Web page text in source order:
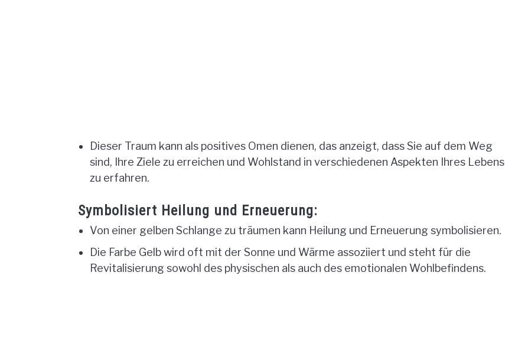
Dieser Traum kann als positives Omen dienen, das anzeigt, dass Sie auf dem Weg
sind, Ihre Ziele zu erreichen und Wohlstand in verschiedenen Aspekten Ihres Lebens
zu erfahren.
Symbolisiert Heilung und Erneuerung:
Von einer gelben Schlange zu träumen kann Heilung und Erneuerung symbolisieren.
Die Farbe Gelb wird oft mit der Sonne und Wärme assoziiert und steht für die
Revitalisierung sowohl des physischen als auch des emotionalen Wohlbefindens.